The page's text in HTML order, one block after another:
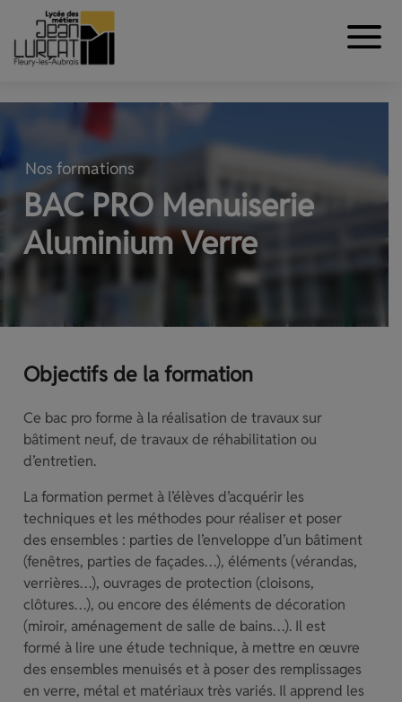
Aller au contenu
Nos formations
BAC PRO Menuiserie
Aluminium Verre
Objectifs de la formation
Ce bac pro forme à la réalisation de travaux sur
bâtiment neuf, de travaux de réhabilitation ou
d’entretien.
La formation permet à l’élèves d’acquérir les
techniques et les méthodes pour réaliser et poser
des ensembles : parties de l’enveloppe d’un bâtiment
(fenêtres, parties de façades…), éléments (vérandas,
verrières…), ouvrages de protection (cloisons,
clôtures…), ou encore des éléments de décoration
(miroir, aménagement de salle de bains…). Il est
formé à lire une étude technique, à mettre en œuvre
des ensembles menuisés et à poser des remplissages
en verre, métal et matériaux très variés. Il apprend les
Panneau de gestion des cookies